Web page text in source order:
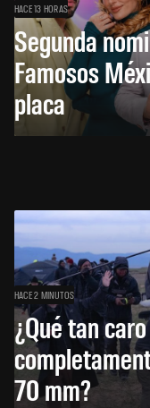
HACE 13 HORAS
Segunda
Famosos
placa
HACE 2 MINUTOS
¿Qué tan
70 mm?